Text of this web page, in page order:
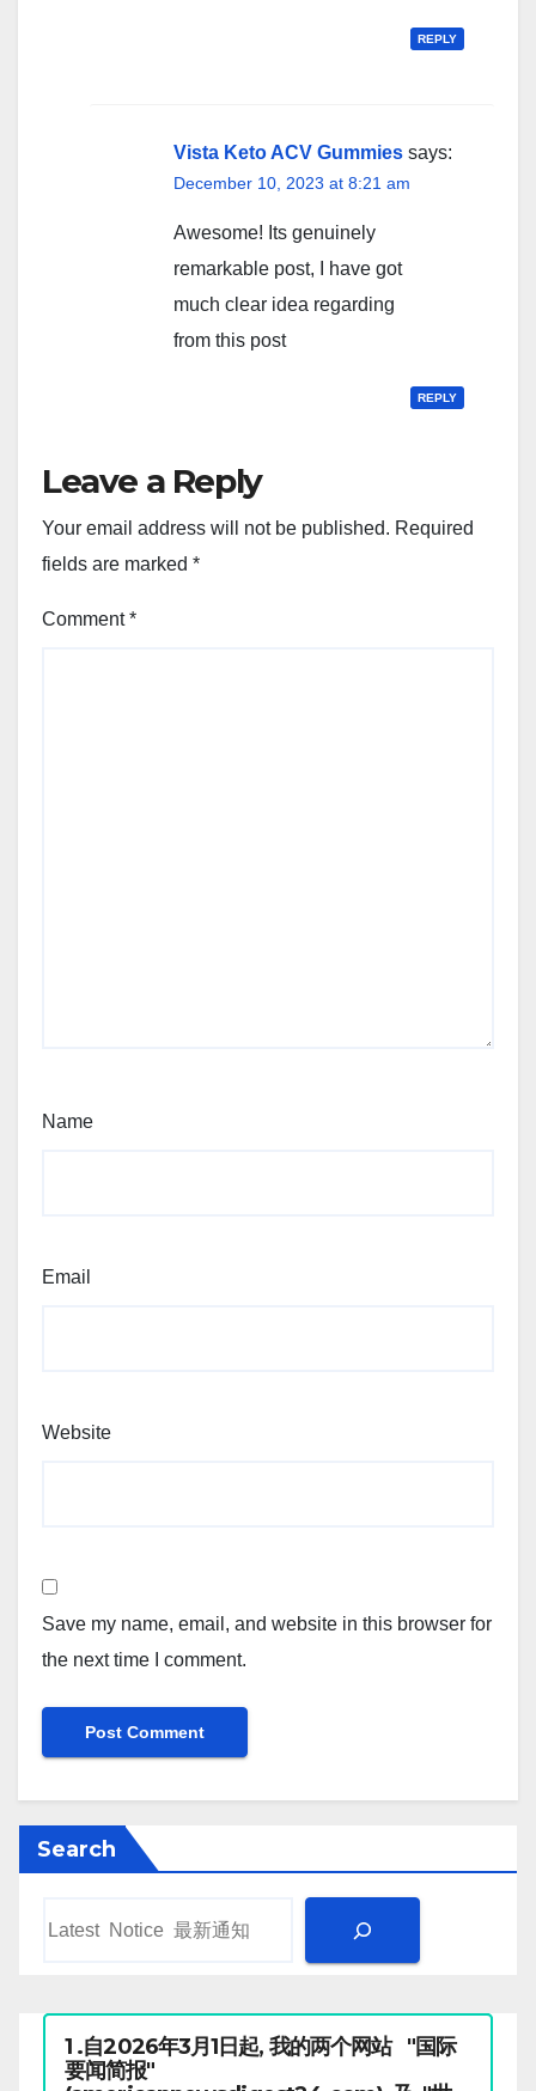
REPLY
Vista Keto ACV Gummies says:
December 10, 2023 at 8:21 am
Awesome! Its genuinely
remarkable post, I have got
much clear idea regarding
from this post
REPLY
Leave a Reply
Your email address will not be published. Required
fields are marked *
Comment*
Name
Email
Website
Save my name, email, and website in this browser for
the next time I comment.
Search
1 .自2026年3月1日起, 我的两个网站 "国际
要闻简报"